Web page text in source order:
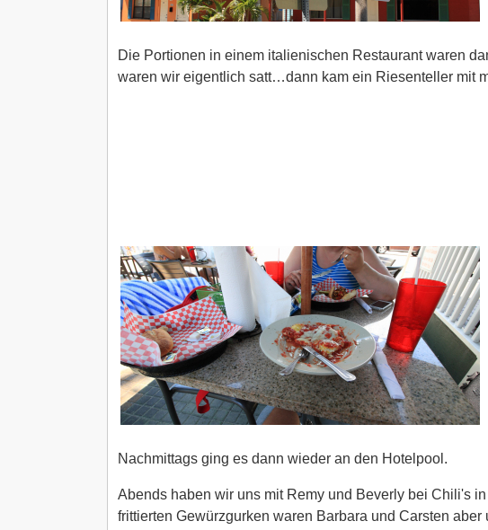
Die Portionen in einem italienischen Restaurant waren
waren wir eigentlich satt…dann kam ein Riesenteller mit
Nachmittags ging es dann wieder an den Hotelpool.
Abends haben wir uns mit Remy und Beverly bei Chili's
frittierten Gewürzgurken waren Barbara und Carsten